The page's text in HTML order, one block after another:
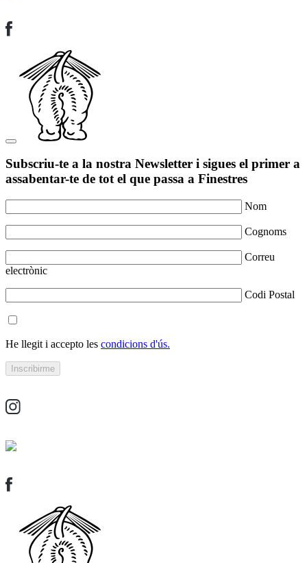
Subscriu-te a la nostra Newsletter i sigues el primer a
assabentar-te de tot el que passa a Finestres
Nom
Cognoms
Correu
electrònic
Codi Postal
He llegit i accepto les condicions d'ús.